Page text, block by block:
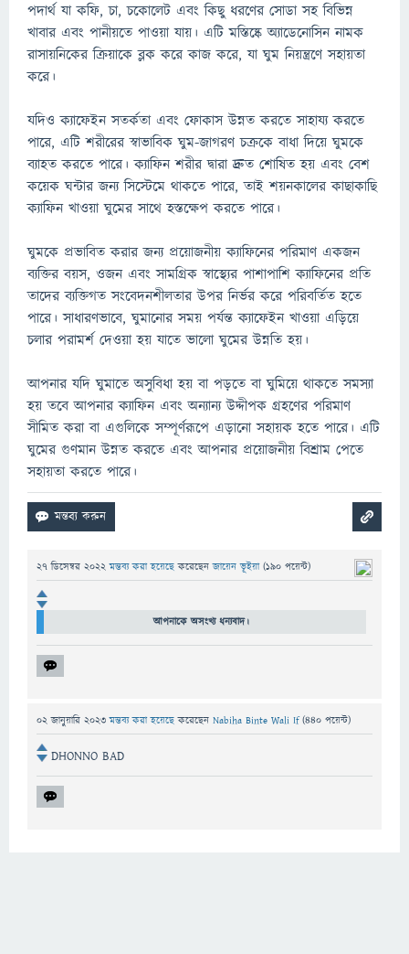
পদার্থ যা কফি, চা, চকোলেট এবং কিছু ধরণের সোডা সহ বিভিন্ন
খাবার এবং পানীয়তে পাওয়া যায়। এটি মস্তিষ্কে অ্যাডেনোসিন নামক
রাসায়নিকের ক্রিয়াকে ব্লক করে কাজ করে, যা ঘুম নিয়ন্ত্রণে সহায়তা
করে।
যদিও ক্যাফেইন সতর্কতা এবং ফোকাস উন্নত করতে সাহায্য করতে
পারে, এটি শরীরের স্বাভাবিক ঘুম-জাগরণ চক্রকে বাধা দিয়ে ঘুমকে
ব্যাহত করতে পারে। ক্যাফিন শরীর দ্বারা দ্রুত শোষিত হয় এবং বেশ
কয়েক ঘন্টার জন্য সিস্টেমে থাকতে পারে, তাই শয়নকালের কাছাকাছি
ক্যাফিন খাওয়া ঘুমের সাথে হস্তক্ষেপ করতে পারে।
ঘুমকে প্রভাবিত করার জন্য প্রয়োজনীয় ক্যাফিনের পরিমাণ একজন
ব্যক্তির বয়স, ওজন এবং সামগ্রিক স্বাস্থ্যের পাশাপাশি ক্যাফিনের প্রতি
তাদের ব্যক্তিগত সংবেদনশীলতার উপর নির্ভর করে পরিবর্তিত হতে
পারে। সাধারণভাবে, ঘুমানোর সময় পর্যন্ত ক্যাফেইন খাওয়া এড়িয়ে
চলার পরামর্শ দেওয়া হয় যাতে ভালো ঘুমের উন্নতি হয়।
আপনার যদি ঘুমাতে অসুবিধা হয় বা পড়তে বা ঘুমিয়ে থাকতে সমস্যা
হয় তবে আপনার ক্যাফিন এবং অন্যান্য উদ্দীপক গ্রহণের পরিমাণ
সীমিত করা বা এগুলিকে সম্পূর্ণরূপে এড়ানো সহায়ক হতে পারে। এটি
ঘুমের গুণমান উন্নত করতে এবং আপনার প্রয়োজনীয় বিশ্রাম পেতে
সহায়তা করতে পারে।
27 ডিসেম্বর 2022 মন্তব্য করা হয়েছেকরেছেনজায়েন ভূইয়া (190 পয়েন্ট)
আপনাকে অসংখ্য ধন্যবাদ।
02 জানুয়ারি 2023 মন্তব্য করা হয়েছেকরেছেন Nabiha Binte Wali If (440 পয়েন্ট)
DHONNO BAD